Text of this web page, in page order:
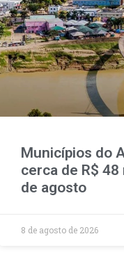
Municípios do
cerca de R$
de agosto
8 de agosto de 2026